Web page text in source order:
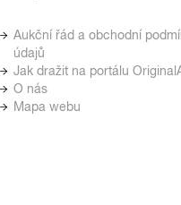
Aukční řád a obchodní
údajů
Jak dražit na portálu
O nás
Mapa webu